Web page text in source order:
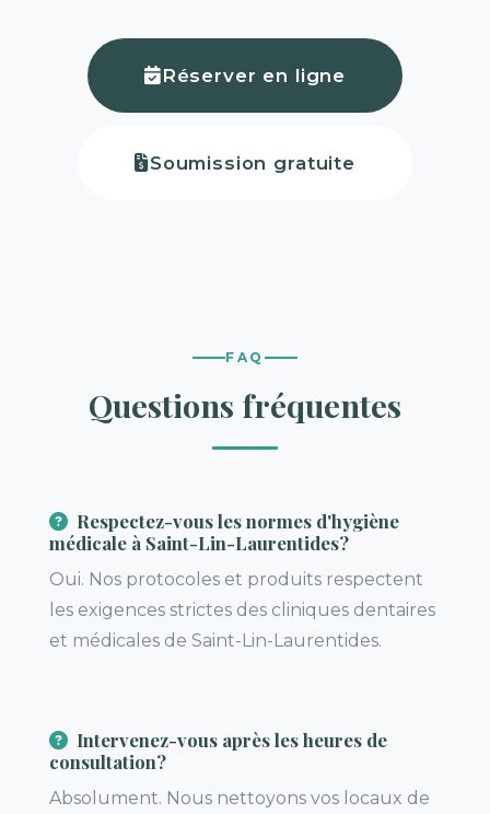
Réserver en ligne
Soumission gratuite
FAQ
Questions fréquentes
Respectez-vous les normes d'hygiène
médicale à Saint-Lin-Laurentides?
Oui. Nos protocoles et produits respectent
les exigences strictes des cliniques dentaires
et médicales de Saint-Lin-Laurentides.
Intervenez-vous après les heures de
consultation?
Absolument. Nous nettoyons vos locaux de